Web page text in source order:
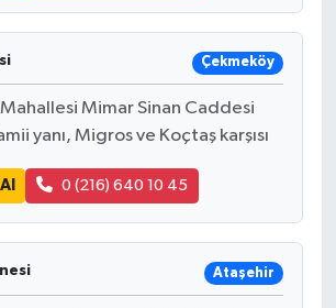
Çekmeköy
Mimar Sinan Caddesi
yanı, Migros ve Koçtaş karşısı
0 (216) 640 10 45
Ataşehir